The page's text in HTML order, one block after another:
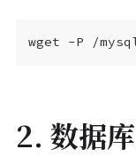
2. 数据